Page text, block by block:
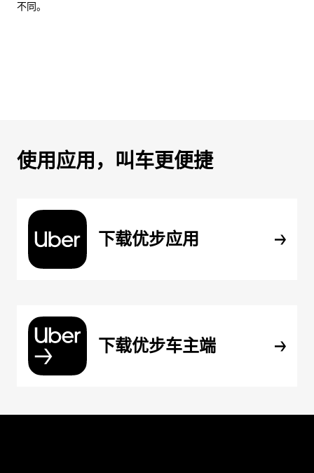
不同。
使用应用，叫车更便捷
下载优步应用
下载优步车主端